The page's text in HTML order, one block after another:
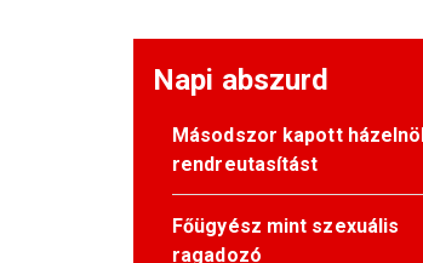
Napi abszurd
Másodszor kapott
rendreutasítást
Főügyész mint szexuális
ragadozó